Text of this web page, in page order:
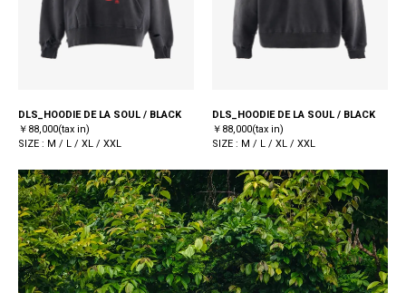
DLS_HOODIE DE LA SOUL / BLACK
￥88,000(tax in)
SIZE : M / L / XL / XXL
DLS_HOODIE DE LA SOUL / BLACK
￥88,000(tax in)
SIZE : M / L / XL / XXL